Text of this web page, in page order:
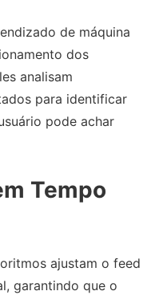
de máquina
dos
analisam
para identificar
pode achar
Tempo
ajustam o feed
garantindo que o